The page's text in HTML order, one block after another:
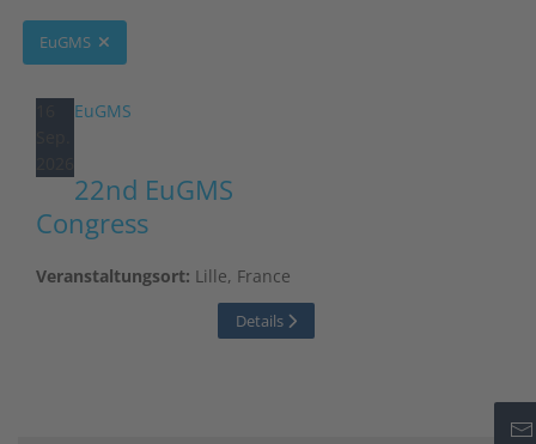
EuGMS
EuGMS
22nd EuGMS
Congress
Veranstaltungsort: Lille, France
Details